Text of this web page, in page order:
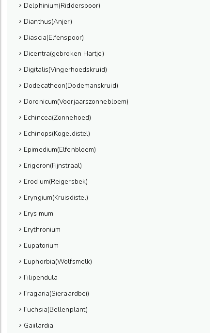
Delphinium(Ridderspoor)
Dianthus(Anjer)
Diascia(Elfenspoor)
Dicentra(gebroken Hartje)
Digitalis(Vingerhoedskruid)
Dodecatheon(Dodemanskruid)
Doronicum(Voorjaarszonnebloem)
Echincea(Zonnehoed)
Echinops(Kogeldistel)
Epimedium(Elfenbloem)
Erigeron(Fijnstraal)
Erodium(Reigersbek)
Eryngium(Kruisdistel)
Erysimum
Erythronium
Eupatorium
Euphorbia(Wolfsmelk)
Filipendula
Fragaria(Sieraardbei)
Fuchsia(Bellenplant)
Gaiilardia